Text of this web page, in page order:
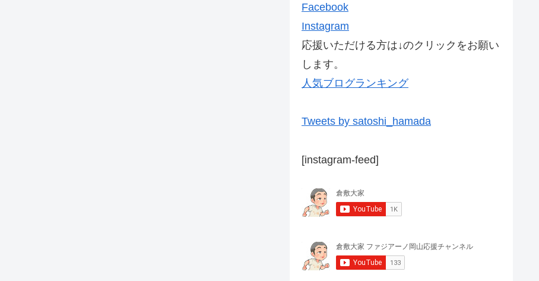
Facebook
Instagram
応援いただける方は↓のクリックをお願い
します。
人気ブログランキング
Tweets by satoshi_hamada
[instagram-feed]